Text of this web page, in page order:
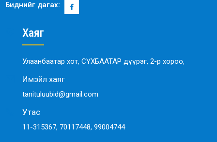
Биднийг дагах:
Хаяг
Улаанбаатар хот, СҮХБААТАР дүүрэг, 2-р хороо,
Имэйл хаяг
tanituluubid@gmail.com
Утас
11-315367, 70117448, 99004744